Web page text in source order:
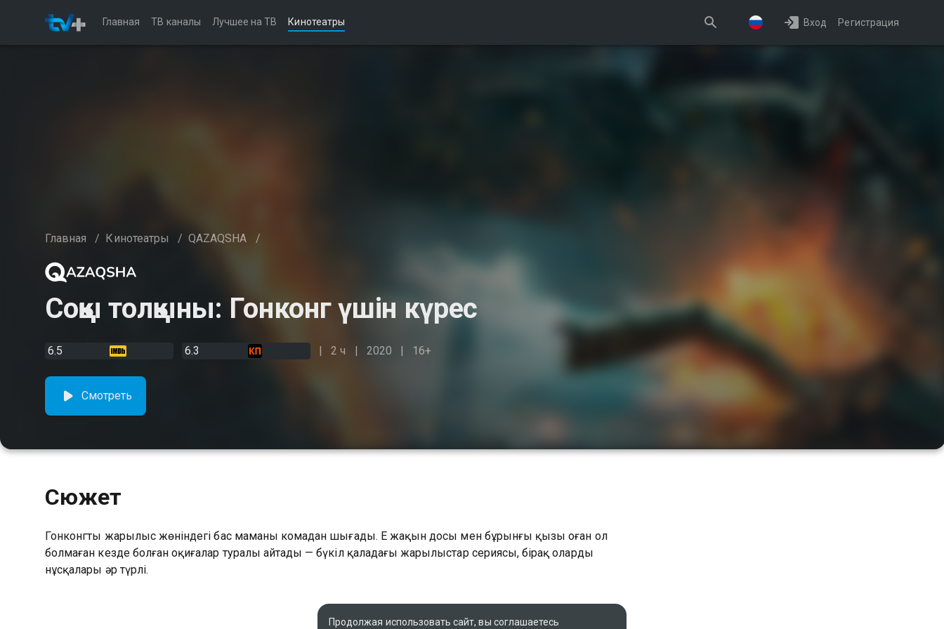
Главная ТВ каналы Лучшее на ТВ Кинотеатры Вход Регистрация
Главная / Кинотеатры / QAZAQSHA /
Соққы толқыны: Гонконг үшін күрес
6.5 6.3 2 ч 2020 16+
Смотреть
Сюжет
Гонконгтың жарылыс жөніндегі бас маманы комадан шығады. Ең жақын досы мен бұрынғы қызы оған ол
болмаған кезде болған оқиғалар туралы айтады — бүкіл қаладағы жарылыстар сериясы, бірақ олардың
нұсқалары әр түрлі.
Продолжая использовать сайт, вы соглашаетесь